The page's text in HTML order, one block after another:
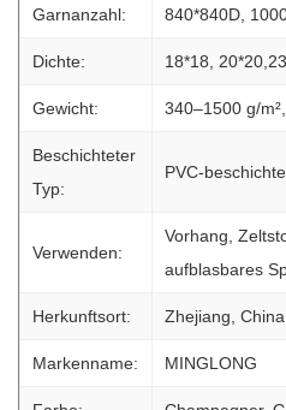
Garnanzahl: 840*840D,
Dichte: 18*18,
Gewicht: 340–1500 g/
Beschichteter
Typ:
PVC-
Verwenden:
Vorhang,
aufblasbares
Herkunftsort: Zhejiang, China
Markenname: MINGLONG